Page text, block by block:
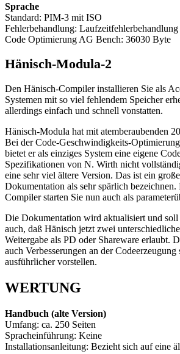
Sprache
Standard: PIM-3 mit ISO
Fehlerbehandlung: Laufzeitfehlerbehandlung
Code Optimierung AG Bench: 36030 Byte
Hänisch-Modula-2
Den Hänisch-Compiler installieren Sie als
Systemen mit so viel fehlendem Speicher
allerdings einfach und schnell vonstatten.
Hänisch-Modula hat mit atemberaubenden
Bei der Code-Geschwindigkeits-
bietet er als einziges System eine eigene
Spezifikationen von N. Wirth nicht
eine sehr viel ältere Version. Das ist ein
Dokumentation als sehr spärlich
Compiler starten Sie nun auch als
Die Dokumentation wird aktualisiert und soll
auch, daß Hänisch jetzt zwei
Weitergabe als PD oder Shareware erlaubt.
auch Verbesserungen an der
ausführlicher vorstellen.
WERTUNG
Handbuch (alte Version)
Umfang: ca. 250 Seiten
Spracheinführung: Keine
Installationsanleitung: Bezieht sich auf eine